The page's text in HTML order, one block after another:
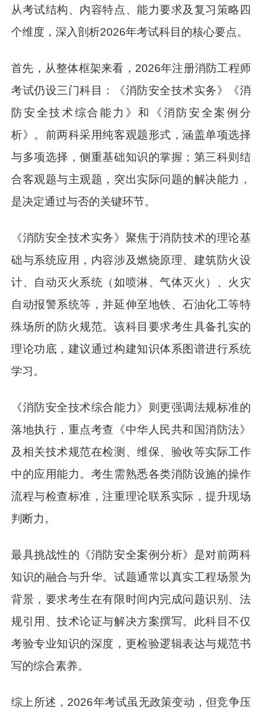
从考试结构、内容特点、能力要求及复习策略四
个维度，深入剖析2026年考试科目的核心要点。
首先，从整体框架来看，2026年注册消防工程师
考试仍设三门科目：《消防安全技术实务》《消
防安全技术综合能力》和《消防安全案例分
析》。前两科采用纯客观题形式，涵盖单项选择
与多项选择，侧重基础知识的掌握；第三科则结
合客观题与主观题，突出实际问题的解决能力，
是决定通过与否的关键环节。
《消防安全技术实务》聚焦于消防技术的理论基
础与系统应用，内容涉及燃烧原理、建筑防火设
计、自动灭火系统（如喷淋、气体灭火）、火灾
自动报警系统等，并延伸至地铁、石油化工等特
殊场所的防火规范。该科目要求考生具备扎实的
理论功底，建议通过构建知识体系图谱进行系统
学习。
《消防安全技术综合能力》则更强调法规标准的
落地执行，重点考查《中华人民共和国消防法》
及相关技术规范在检测、维保、验收等实际工作
中的应用能力。考生需熟悉各类消防设施的操作
流程与检查标准，注重理论联系实际，提升现场
判断力。
最具挑战性的《消防安全案例分析》是对前两科
知识的融合与升华。试题通常以真实工程场景为
背景，要求考生在有限时间内完成问题识别、法
规引用、技术论证与解决方案撰写。此科目不仅
考验专业知识的深度，更检验逻辑表达与规范书
写的综合素养。
综上所述，2026年考试虽无政策变动，但竞争压